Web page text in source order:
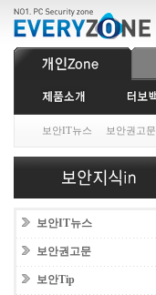
보안IT뉴스 보안권고문
보안IT뉴스
보안권고문
보안Tip